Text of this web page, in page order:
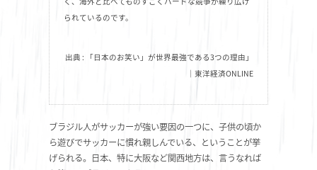
られているのです。
出典 : 「日本のお笑い」が世界最強である3つの理由」
｜東洋経済ONLINE
ブラジル人がサッカーが強い要因の一つに、子供の頃か
ら遊びでサッカーに慣れ親しんでいる、ということが挙
げられる。日本、特に大阪など関西地方は、言うなれば